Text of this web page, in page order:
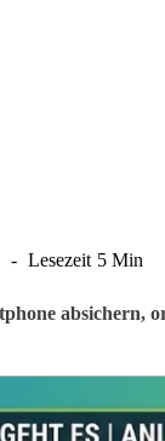
Lesezeit 5 Min
absichern,